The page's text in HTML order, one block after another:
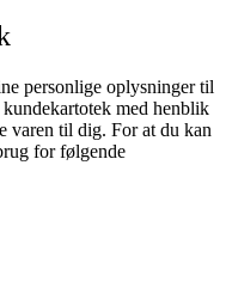
personlige oplysninger til
med henblik
varen til dig. For at du kan
for følgende